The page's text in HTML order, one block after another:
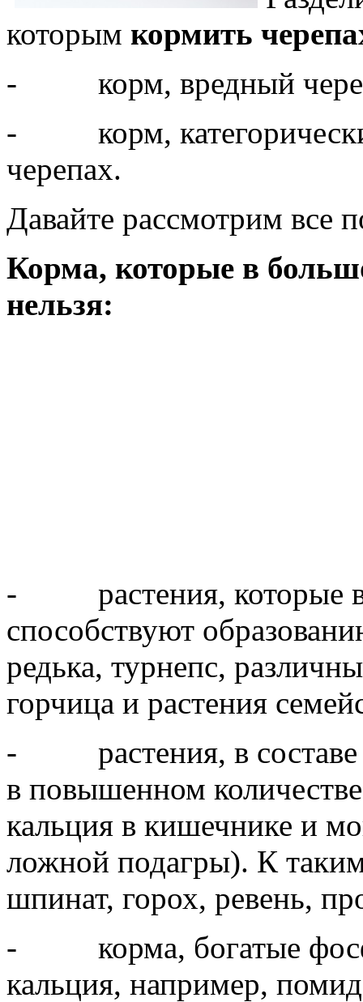
которым кормить
- корм, вредный
- корм, категорически
черепах.
Давайте рассмотрим все
Корма, которые в
нельзя:
- растения, которые
способствуют
редька, турнепс,
горчица и растения
- растения, в составе
в повышенном
кальция в кишечнике и
ложной подагры). К таким
шпинат, горох, ревень,
- корма, богатые
кальция, например,